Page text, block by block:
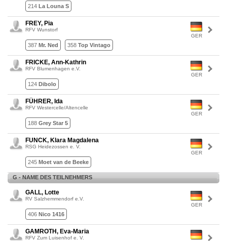
214 La Louna S
GER
FREY, Pia
RFV Wunstorf
387 Mr. Ned 358 Top Vintago
GER
FRICKE, Ann-Kathrin
RFV Blumenhagen e.V.
124 Dibolo
GER
FÜHRER, Ida
RFV Westercelle/Altencelle
188 Grey Star 5
GER
FUNCK, Klara Magdalena
RSG Heidezossen e. V.
245 Moet van de Beeke
G - NAME DES TEILNEHMERS
GER
GALL, Lotte
RV Salzhemmendorf e.V.
406 Nico 1416
GAMROTH, Eva-Maria
RFV Zum Luisenhof e. V.